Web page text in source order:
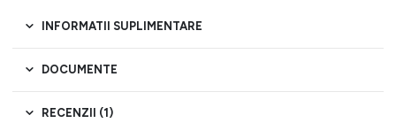
INFORMATII SUPLIMENTARE
DOCUMENTE
RECENZII (1)